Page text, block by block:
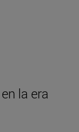
la era